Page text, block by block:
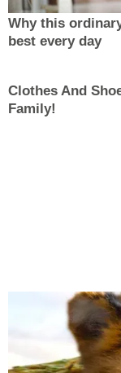
Why this
best every day
Clothes And
Family!